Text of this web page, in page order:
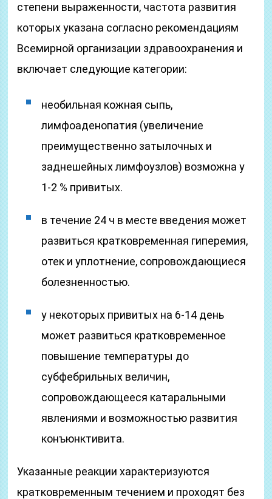
степени выраженности, частота развития
которых указана согласно рекомендациям
Всемирной организации здравоохранения и
включает следующие категории:
необильная кожная сыпь,
лимфоаденопатия (увеличение
преимущественно затылочных и
заднешейных лимфоузлов) возможна у
1-2 % привитых.
в течение 24 ч в месте введения может
развиться кратковременная гиперемия,
отек и уплотнение, сопровождающиеся
болезненностью.
у некоторых привитых на 6-14 день
может развиться кратковременное
повышение температуры до
субфебрильных величин,
сопровождающееся катаральными
явлениями и возможностью развития
конъюнктивита.
Указанные реакции характеризуются
кратковременным течением и проходят без